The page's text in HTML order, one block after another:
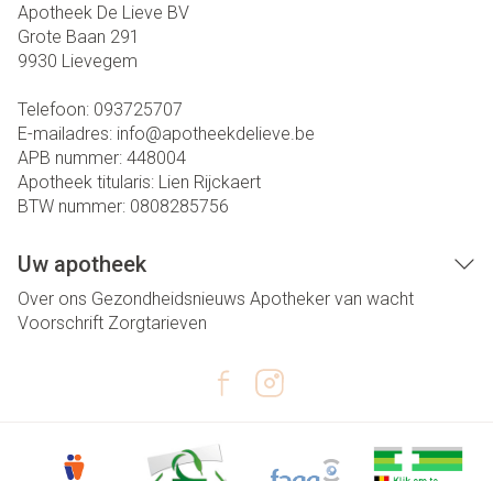
Apotheek De Lieve BV
Grote Baan 291
9930 Lievegem
Telefoon: 093725707
E-mailadres: info@apotheekdelieve.be
APB nummer: 448004
Apotheek titularis: Lien Rijckaert
BTW nummer: 0808285756
Uw apotheek
Over ons Gezondheidsnieuws Apotheker van wacht
Voorschrift Zorgtarieven